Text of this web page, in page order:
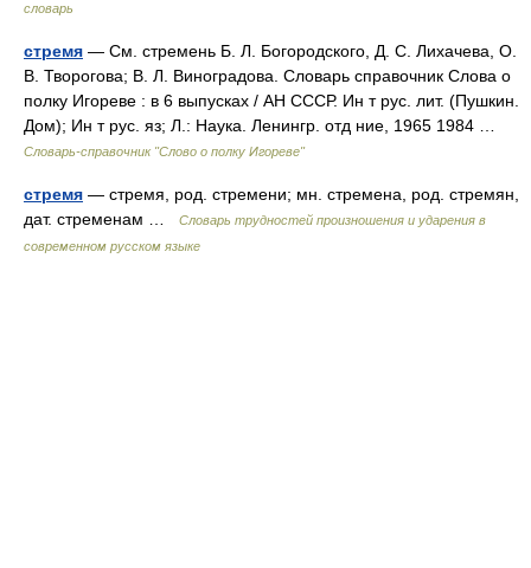
словарь
стремя — См. стремень Б. Л. Богородского, Д. С. Лихачева, О.
В. Творогова; В. Л. Виноградова. Словарь справочник Слова о
полку Игореве : в 6 выпусках / АН СССР. Ин т рус. лит. (Пушкин.
Дом); Ин т рус. яз; Л.: Наука. Ленингр. отд ние, 1965 1984 …
Словарь-справочник "Слово о полку Игореве"
стремя — стремя, род. стремени; мн. стремена, род. стремян,
дат. стременам …
Словарь трудностей произношения и ударения в
современном русском языке